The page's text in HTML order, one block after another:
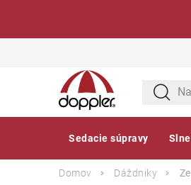
Sedacie súpravy
Domov Dáždniky